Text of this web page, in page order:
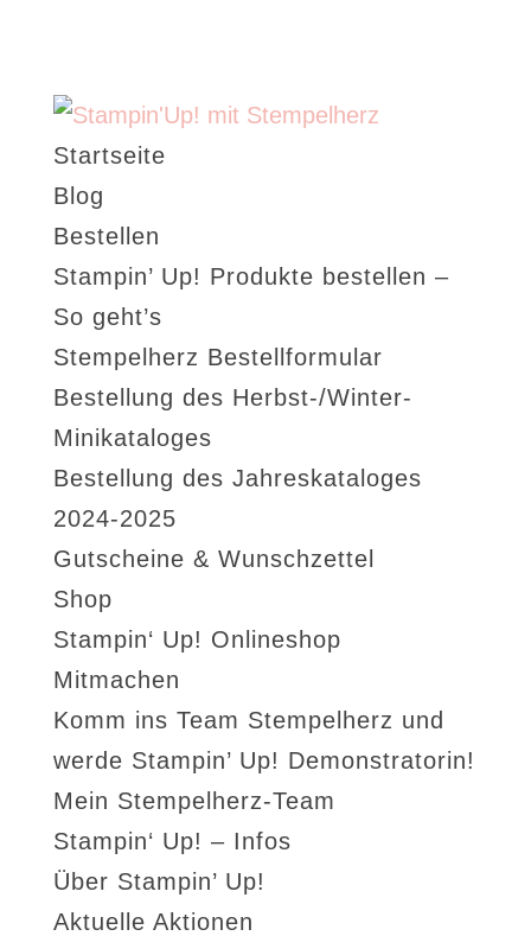
Startseite
Blog
Bestellen
Stampin’ Up! Produkte bestellen –
So geht’s
Stempelherz Bestellformular
Bestellung des Herbst-/Winter-
Minikataloges
Bestellung des Jahreskataloges
2024-2025
Gutscheine & Wunschzettel
Shop
Stampin‘ Up! Onlineshop
Mitmachen
Komm ins Team Stempelherz und
werde Stampin’ Up! Demonstratorin!
Mein Stempelherz-Team
Stampin‘ Up! – Infos
Über Stampin’ Up!
Aktuelle Aktionen